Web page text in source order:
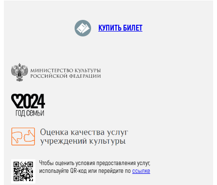
КУПИТЬ БИЛЕТ
Чтобы оценить условия предоставления услуг,
используйте QR-код или перейдите поссылке